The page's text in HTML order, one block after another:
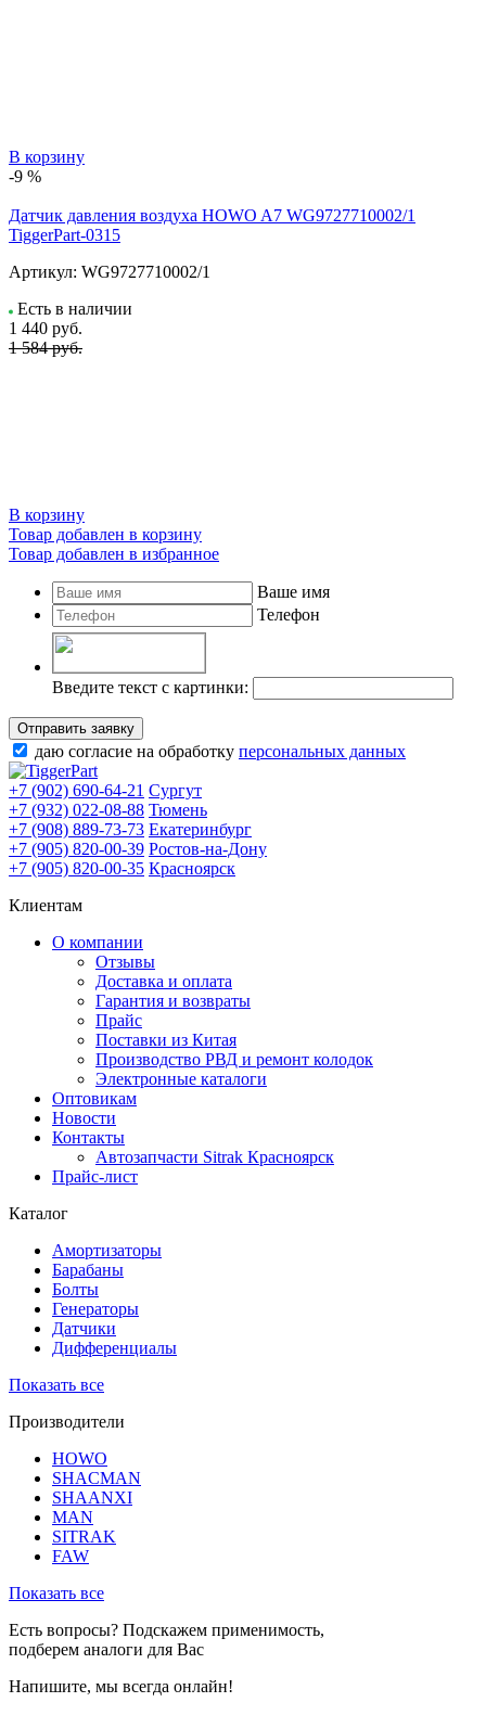
В корзину
-9 %
Датчик давления воздуха HOWO A7 WG9727710002/1
TiggerPart-0315
Артикул: WG9727710002/1
Есть в наличии
1 440 руб.
1 584 руб.
В корзину
Товар добавлен в корзину
Товар добавлен в избранное
Ваше имя
Телефон
Введите текст с картинки:
Отправить заявку
даю согласие на обработку персональных данных
+7 (902) 690-64-21 Сургут
+7 (932) 022-08-88 Тюмень
+7 (908) 889-73-73 Екатеринбург
+7 (905) 820-00-39 Ростов-на-Дону
+7 (905) 820-00-35 Красноярск
Клиентам
О компании
Отзывы
Доставка и оплата
Гарантия и возвраты
Прайс
Поставки из Китая
Производство РВД и ремонт колодок
Электронные каталоги
Оптовикам
Новости
Контакты
Автозапчасти Sitrak Красноярск
Прайс-лист
Каталог
Амортизаторы
Барабаны
Болты
Генераторы
Датчики
Дифференциалы
Показать все
Производители
HOWO
SHACMAN
SHAANXI
MAN
SITRAK
FAW
Показать все
Есть вопросы? Подскажем применимость,
подберем аналоги для Вас
Напишите, мы всегда онлайн!